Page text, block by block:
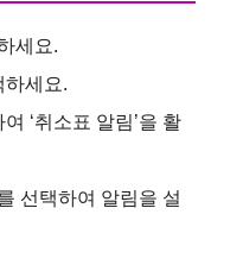
세요.
하세요.
‘취소표 알림’을 활
선택하여 알림을 설